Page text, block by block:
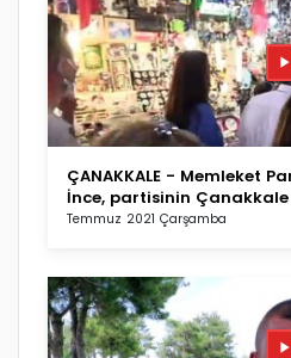
ÇANAKKALE - Memleket
İnce, partisinin Çanakkale
Temmuz 2021 Çarşamba